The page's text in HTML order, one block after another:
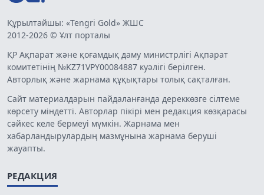
Құрылтайшы: «Tengri Gold» ЖШС
2012-2026 © Ұлт порталы
ҚР Ақпарат және қоғамдық даму министрлігі Ақпарат
комитетінің №KZ71VPY00084887 куәлігі берілген.
Авторлық және жарнама құқықтары толық сақталған.
Сайт материалдарын пайдаланғанда дереккөзге сілтеме
көрсету міндетті. Авторлар пікірі мен редакция көзқарасы
сәйкес келе бермеуі мүмкін. Жарнама мен
хабарландырулардың мазмұнына жарнама беруші
жауапты.
РЕДАКЦИЯ